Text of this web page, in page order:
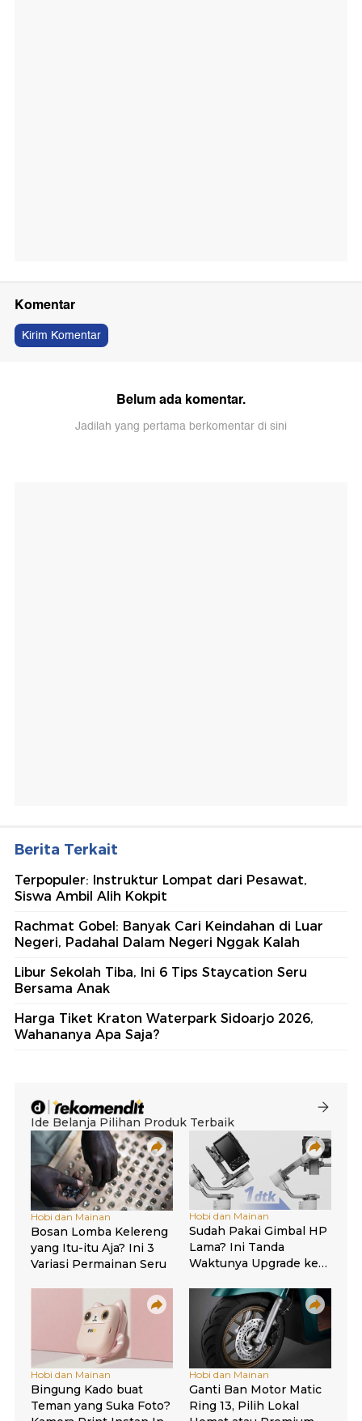
Komentar
Kirim Komentar
Belum ada komentar.
Jadilah yang pertama berkomentar di sini
Berita Terkait
Terpopuler: Instruktur Lompat dari Pesawat,
Siswa Ambil Alih Kokpit
Rachmat Gobel: Banyak Cari Keindahan di Luar
Negeri, Padahal Dalam Negeri Nggak Kalah
Libur Sekolah Tiba, Ini 6 Tips Staycation Seru
Bersama Anak
Harga Tiket Kraton Waterpark Sidoarjo 2026,
Wahananya Apa Saja?